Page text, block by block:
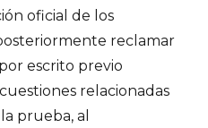
oficial de los
reclamar
escrito previo
relacionadas
prueba, al